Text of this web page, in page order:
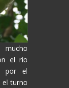
el río
por el
el turno